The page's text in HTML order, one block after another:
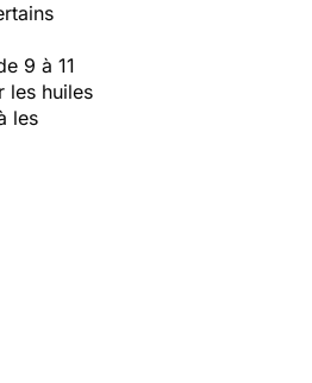
9 à 11
les huiles
les